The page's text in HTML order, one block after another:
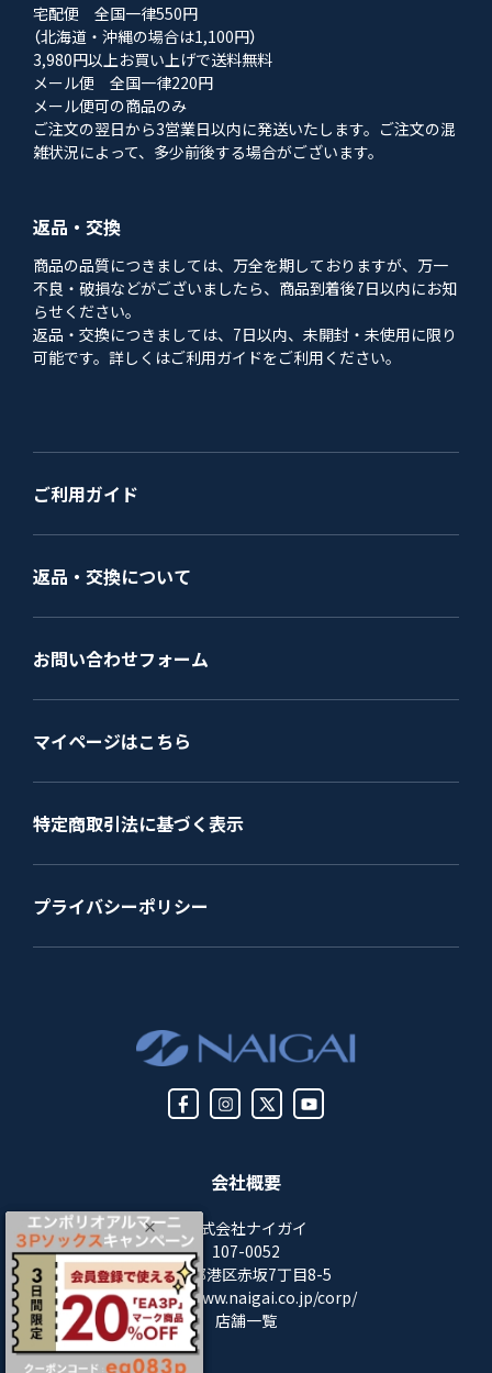
会社概要
株式会社ナイガイ
107-0052
東京都港区赤坂7丁目8-5
https://www.naigai.co.jp/corp/
店舗一覧
宅配便 全国一律550円
（北海道・沖縄の場合は1,100円）
3,980円以上お買い上げで送料無料
メール便 全国一律220円
メール便可の商品のみ
ご注文の翌日から3営業日以内に発送いたします。ご注文の混
雑状況によって、多少前後する場合がございます。
返品・交換
商品の品質につきましては、万全を期しておりますが、万一
不良・破損などがございましたら、商品到着後7日以内にお知
らせください。
返品・交換につきましては、7日以内、未開封・未使用に限り
可能です。詳しくはご利用ガイドをご利用ください。
ご利用ガイド
返品・交換について
お問い合わせフォーム
マイページはこちら
特定商取引法に基づく表示
プライバシーポリシー